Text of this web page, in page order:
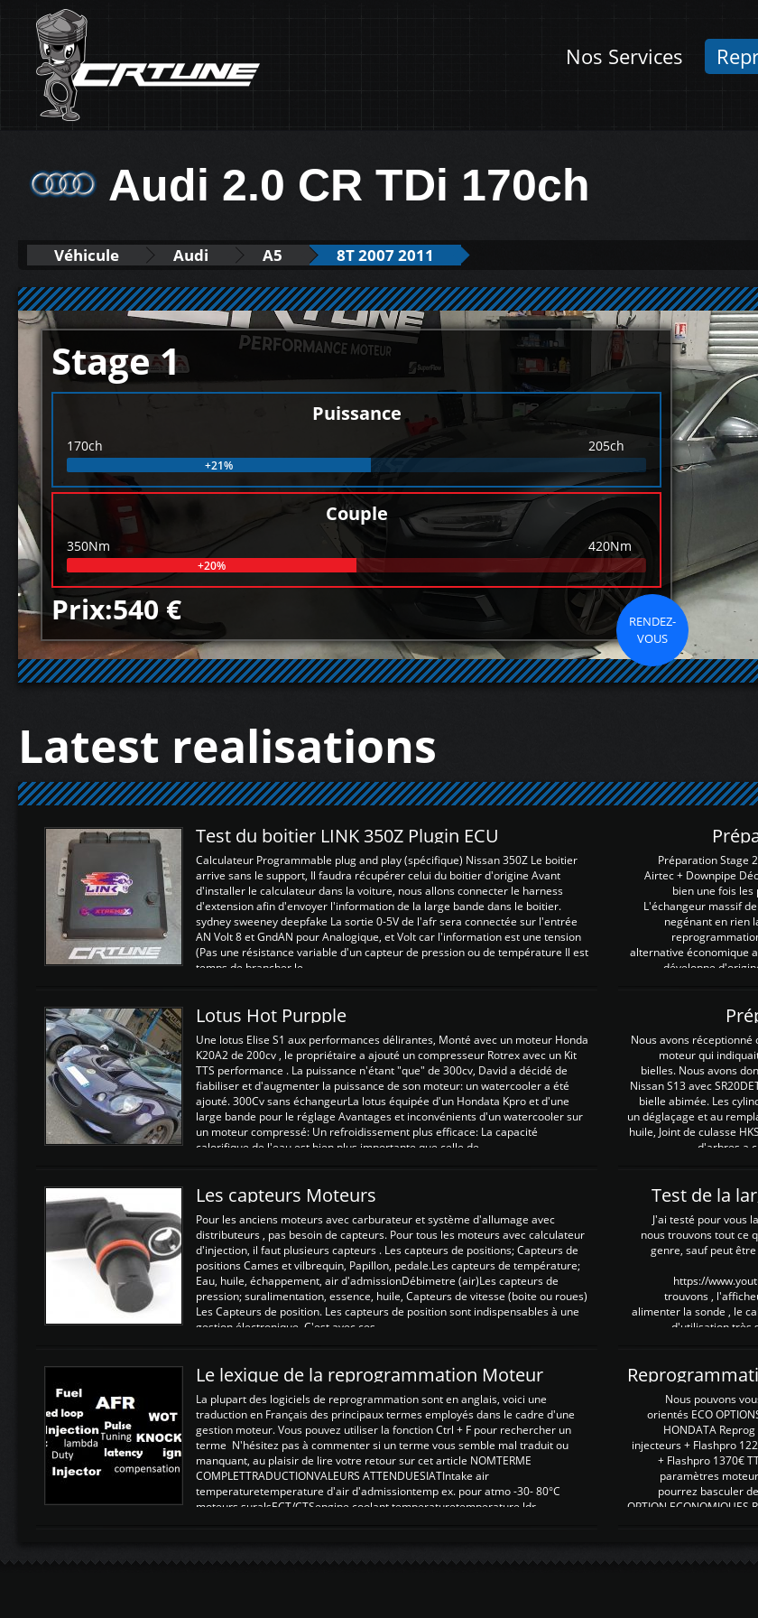
Nos Services
Audi 2.0 CR TDi 170ch
Véhicule Audi A5 8T 2007 2011
Stage 1
Puissance
170ch 205ch
+21%
Couple
350Nm 420Nm
+20%
Prix:540 €
RENDEZ-
VOUS
Latest realisations
Test du boitier LINK 350Z Plugin ECU
Calculateur Programmable plug and play (spécifique) Nissan 350Z Le boitier
arrive sans le support, Il faudra récupérer celui du boitier d'origine Avant
d'installer le calculateur dans la voiture, nous allons connecter le harness
d'extension afin d'envoyer l'information de la large bande dans le boitier.
sydney sweeney deepfake La sortie 0-5V de l'afr sera connectée sur l'entrée
AN Volt 8 et GndAN pour Analogique, et Volt car l'information est une tension
(Pas une résistance variable d'un capteur de pression ou de température Il est
temps de brancher le ...
Préparation Stage
Airtec + Downpipe
bien une fois
L'échangeur massif
negénant en rien
alternative économique
développe
Lotus Hot Purpple
Une lotus Elise S1 aux performances délirantes, Monté avec un moteur Honda
K20A2 de 200cv , le propriétaire a ajouté un compresseur Rotrex avec un Kit
TTS performance . La puissance n'étant "que" de 300cv, David a décidé de
fiabiliser et d'augmenter la puissance de son moteur: un watercooler a été
ajouté. 300Cv sans échangeurLa lotus équipée d'un Hondata Kpro et d'une
large bande pour le réglage Avantages et inconvénients d'un watercooler sur
un moteur compressé: Un refroidissement plus efficace: La capacité
calorifique de l'eau est bien plus importante que celle de ...
Nous avons
moteur qui
bielles. Nous avons
Nissan S13 avec
bielle abimée. Les
un déglaçage et au
huile, Joint de culasse
d'arbres a
Les capteurs Moteurs
Pour les anciens moteurs avec carburateur et système d'allumage avec
distributeurs , pas besoin de capteurs. Pour tous les moteurs avec calculateur
d'injection, il faut plusieurs capteurs . Les capteurs de positions; Capteurs de
positions Cames et vilbrequin, Papillon, pedale.Les capteurs de température;
Eau, huile, échappement, air d'admissionDébimetre (air)Les capteurs de
pression; suralimentation, essence, huile, Capteurs de vitesse (boite ou roues)
Les Capteurs de position. Les capteurs de position sont indispensables à une
gestion électronique. C'est avec ces ...
Test de la
J'ai testé pour vous
nous trouvons tout ce
genre, sauf peut
https://
trouvons ,
alimenter la sonde , le
d'utilisation très
Le lexique de la reprogrammation Moteur
La plupart des logiciels de reprogrammation sont en anglais, voici une
traduction en Français des principaux termes employés dans le cadre d'une
gestion moteur. Vous pouvez utiliser la fonction Ctrl + F pour rechercher un
terme N'hésitez pas à commenter si un terme vous semble mal traduit ou
manquant, au plaisir de lire votre retour sur cet article NOMTERME
COMPLETTRADUCTIONVALEURS ATTENDUESIATIntake air
temperaturetemperature d'air d'admissiontemp ex. pour atmo -30- 80°C
moteurs suralsECT/CTSengine coolant temperaturetemperature ldr
Nous pouvons
orientés ECO
HONDATA
injecteurs + Flashpro
+ Flashpro 1370€
paramètres
pourrez basculer
OPTION